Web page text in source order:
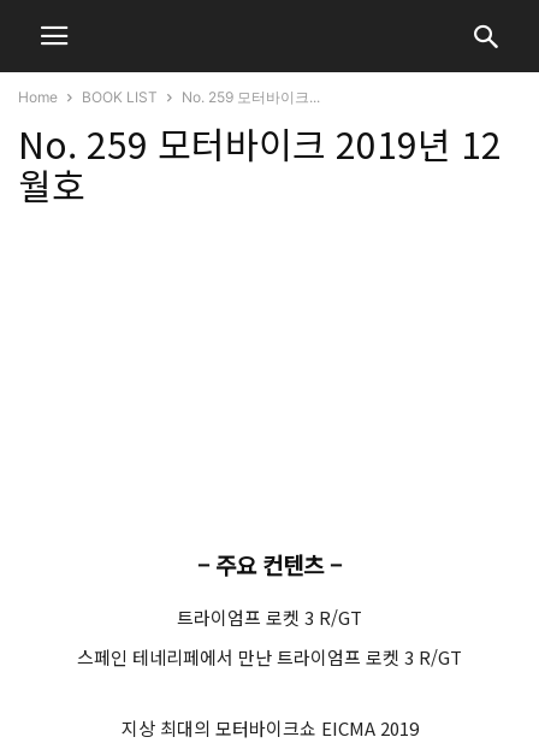
Home BOOK LIST No. 259 모터바이크...
No. 259 모터바이크 2019년 12
월호
– 주요 컨텐츠 –
트라이엄프 로켓 3 R/GT
스페인 테네리페에서 만난 트라이엄프 로켓 3 R/GT
지상 최대의 모터바이크쇼 EICMA 2019